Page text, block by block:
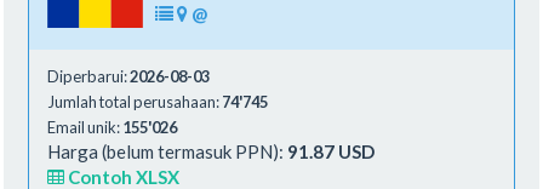
@
Diperbarui:2026-08-03
Jumlah total perusahaan:74'745
Email unik:155'026
Harga (belum termasuk PPN): 91.87 USD
Contoh XLSX